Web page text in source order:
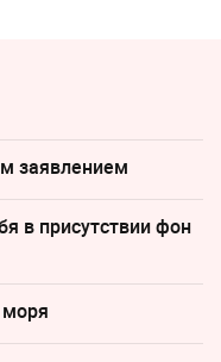
заявлением
в присутствии фон
моря